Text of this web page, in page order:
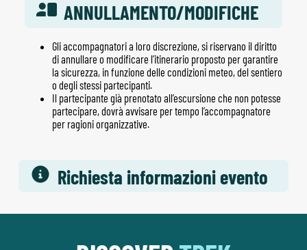
ANNULLAMENTO/MODIFICHE
Gli accompagnatori a loro discrezione, si riservano il diritto
di annullare o modificare l’itinerario proposto per garantire
la sicurezza, in funzione delle condizioni meteo, del sentiero
o degli stessi partecipanti.
Il partecipante già prenotato all’escursione che non potesse
partecipare, dovrà avvisare per tempo l’accompagnatore
per ragioni organizzative.
Richiesta informazioni evento